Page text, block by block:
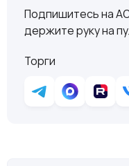
Подпишитесь на
держите руку на
Торги